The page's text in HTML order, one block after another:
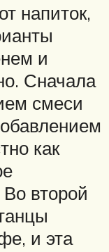
напиток,
и
Сначала
смеси
как
Во второй
и эта